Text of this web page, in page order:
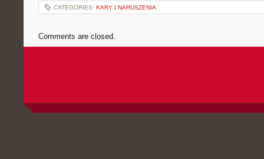
CATEGORIES: KARY I NARUSZENIA
Comments are closed.